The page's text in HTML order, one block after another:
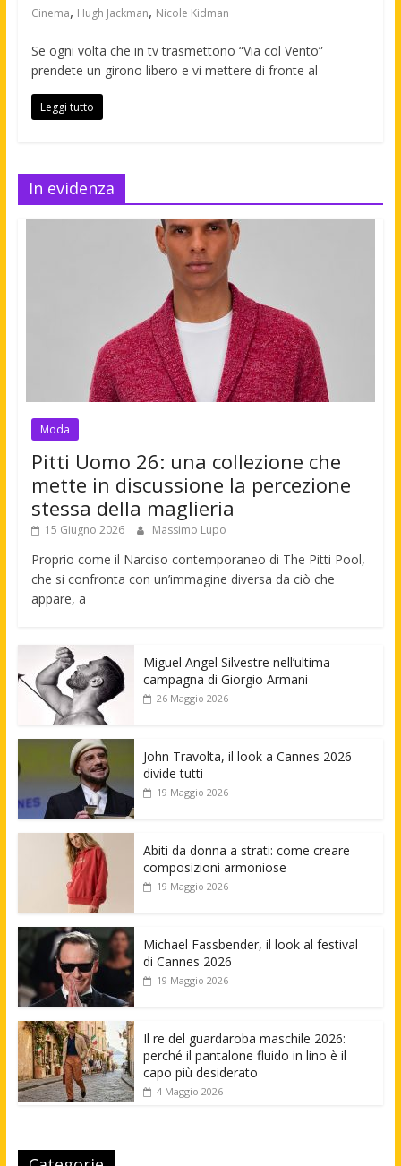
Cinema, Hugh Jackman, Nicole Kidman
Se ogni volta che in tv trasmettono “Via col Vento”
prendete un girono libero e vi mettere di fronte al
Leggi tutto
In evidenza
Moda
Pitti Uomo 26: una collezione che
mette in discussione la percezione
stessa della maglieria
15 Giugno 2026 Massimo Lupo
Proprio come il Narciso contemporaneo di The Pitti Pool,
che si confronta con un’immagine diversa da ciò che
appare, a
Miguel Angel Silvestre nell’ultima
campagna di Giorgio Armani
26 Maggio 2026
John Travolta, il look a Cannes 2026
divide tutti
19 Maggio 2026
Abiti da donna a strati: come creare
composizioni armoniose
19 Maggio 2026
Michael Fassbender, il look al festival
di Cannes 2026
19 Maggio 2026
Il re del guardaroba maschile 2026:
perché il pantalone fluido in lino è il
capo più desiderato
4 Maggio 2026